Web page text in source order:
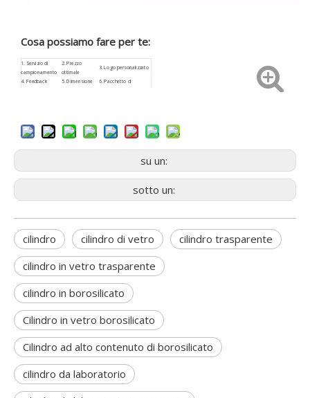
Cosa possiamo fare per te:
1.
Servizio di
campionamento
2. Prezzo
ottimale
3.Logo personalizzato
4. Feedback
5. Dimensione
6. Pacchetto di
su un:
sotto un:
cilindro cilindro di vetro
cilindro trasparente
cilindro in vetro trasparente
cilindro in borosilicato
Cilindro in vetro borosilicato
Cilindro ad alto contenuto di borosilicato
cilindro da laboratorio